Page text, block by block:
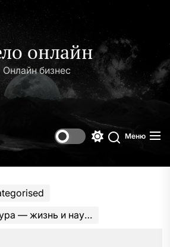
онлайн
Онлайн бизнес
Поиск
Меню
выдающегося философа-эпикурейца